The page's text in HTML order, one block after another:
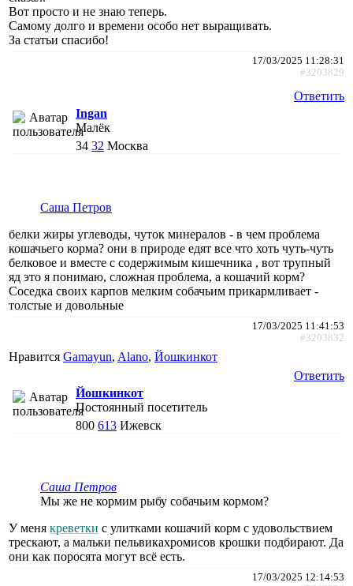
Вот просто и не знаю теперь.
Самому долго и времени особо нет выращивать.
За статьи спасибо!
17/03/2025 11:28:31
#3203829
Ответить
Ingan
Малёк
34 32 Москва
Саша Петров
белки жиры углеводы, чуток минералов - в чем проблема
кошачьего корма? они в природе едят все что хоть чуть-чуть
белковое и вместе с содержимым кишечника , вот трупный
яд это я понимаю, сложная проблема, а кошачий корм?
Соседка своих карпов мелким собачьим прикармливает -
толстые и довольные
17/03/2025 11:41:53
#3203832
Нравится Gamayun, Alano, Йошкинкот
Ответить
Йошкинкот
Постоянный посетитель
800 613 Ижевск
Саша Петров
Мы же не кормим рыбу собачьим кормом?
У меня креветки с улитками кошачий корм с удовольствием
трескают, а мальки пельвикахромисов крошки подбирают. Да
они как поросята могут всё есть.
17/03/2025 12:14:53